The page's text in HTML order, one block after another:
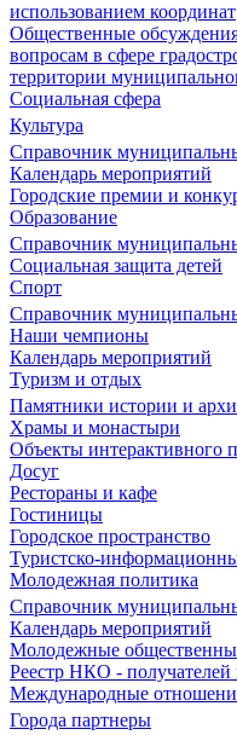
использованием координат
Общественные
вопросам в сфере
территории
Социальная сфера
Культура
Справочник
Календарь мероприятий
Городские премии и
Образование
Справочник
Социальная защита детей
Спорт
Справочник
Наши чемпионы
Календарь мероприятий
Туризм и отдых
Памятники истории и
Храмы и монастыри
Объекты интерактивного
Досуг
Рестораны и кафе
Гостиницы
Городское пространство
Туристско-
Молодежная политика
Справочник
Календарь мероприятий
Молодежные
Реестр НКО - получателей
Международные
Города партнеры